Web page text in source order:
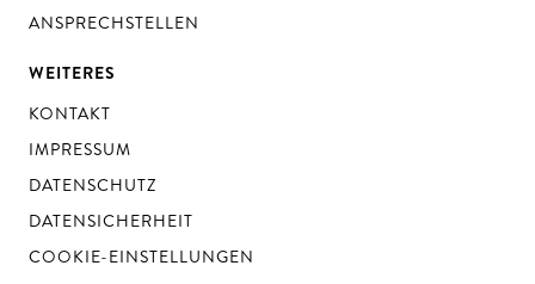
ANSPRECHSTELLEN
WEITERES
KONTAKT
IMPRESSUM
DATENSCHUTZ
DATENSICHERHEIT
COOKIE-EINSTELLUNGEN